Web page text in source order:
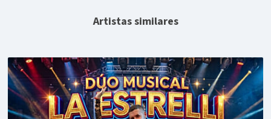
Artistas similares